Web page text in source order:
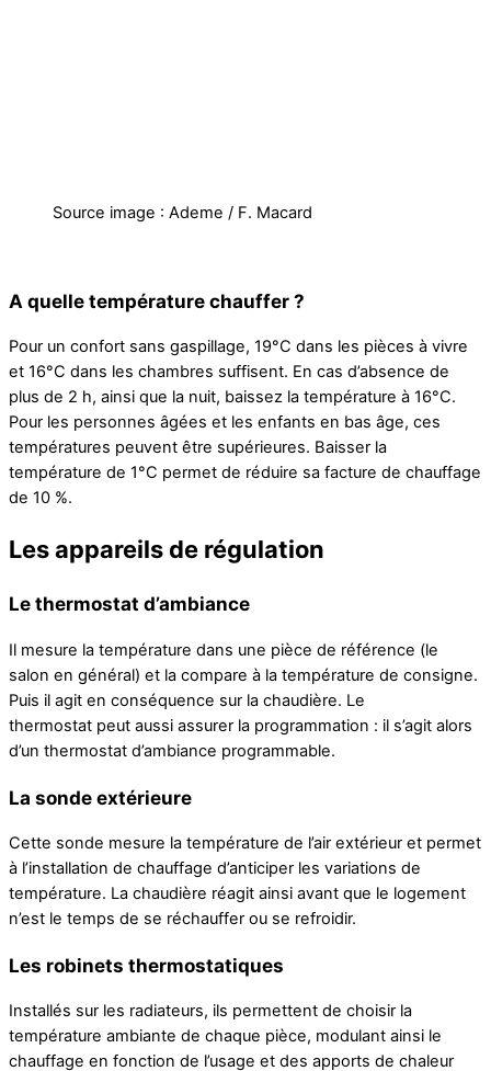
Source image : Ademe / F. Macard
A quelle température chauffer ?
Pour un confort sans gaspillage, 19°C dans les pièces à vivre
et 16°C dans les chambres suffisent. En cas d’absence de
plus de 2 h, ainsi que la nuit, baissez la température à 16°C.
Pour les personnes âgées et les enfants en bas âge, ces
températures peuvent être supérieures. Baisser la
température de 1°C permet de réduire sa facture de chauffage
de 10 %.
Les appareils de régulation
Le thermostat d’ambiance
Il mesure la température dans une pièce de référence (le
salon en général) et la compare à la température de consigne.
Puis il agit en conséquence sur la chaudière. Le
thermostat peut aussi assurer la programmation : il s’agit alors
d’un thermostat d’ambiance programmable.
La sonde extérieure
Cette sonde mesure la température de l’air extérieur et permet
à l’installation de chauffage d’anticiper les variations de
température. La chaudière réagit ainsi avant que le logement
n’est le temps de se réchauffer ou se refroidir.
Les robinets thermostatiques
Installés sur les radiateurs, ils permettent de choisir la
température ambiante de chaque pièce, modulant ainsi le
chauffage en fonction de l’usage et des apports de chaleur